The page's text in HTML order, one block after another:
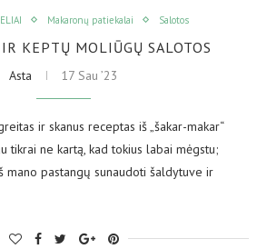
Makaronų patiekalai Salotos
KEPTŲ MOLIŪGŲ SALOTOS
Asta 17 Sau ’23
ir skanus receptas iš „šakar-makar“
tikrai ne kartą, kad tokius labai mėgstu;
mano pastangų sunaudoti šaldytuve ir